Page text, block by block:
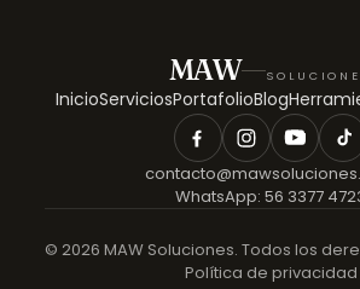
MAW
InicioServiciosPortafolioBlog
WhatsApp: 56 3377
© 2026 MAW Soluciones. Todos los
Política de privacidad